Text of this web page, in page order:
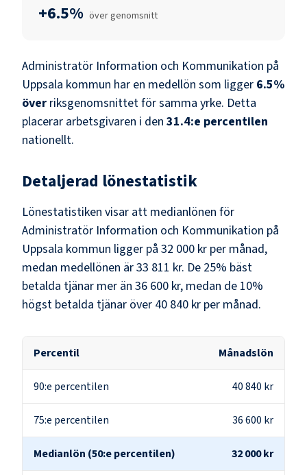
+6.5% över genomsnitt
Administratör Information och Kommunikation på
Uppsala kommun har en medellön som ligger 6.5%
över riksgenomsnittet för samma yrke. Detta
placerar arbetsgivaren i den 31.4:e percentilen
nationellt.
Detaljerad lönestatistik
Lönestatistiken visar att medianlönen för
Administratör Information och Kommunikation på
Uppsala kommun ligger på 32 000 kr per månad,
medan medellönen är33 811 kr. De 25% bäst
betalda tjänar mer än 36 600 kr, medan de 10%
högst betalda tjänar över 40 840 kr per månad.
Percentil Månadslön
90:e percentilen 40 840 kr
75:e percentilen 36 600 kr
Medianlön (50:e percentilen) 32 000 kr